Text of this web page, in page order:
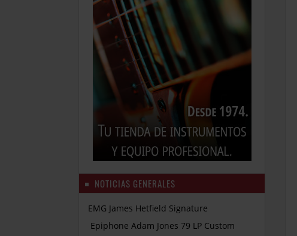
NOTICIAS GENERALES
EMG James Hetfield Signature
Epiphone Adam Jones 79 LP Custom